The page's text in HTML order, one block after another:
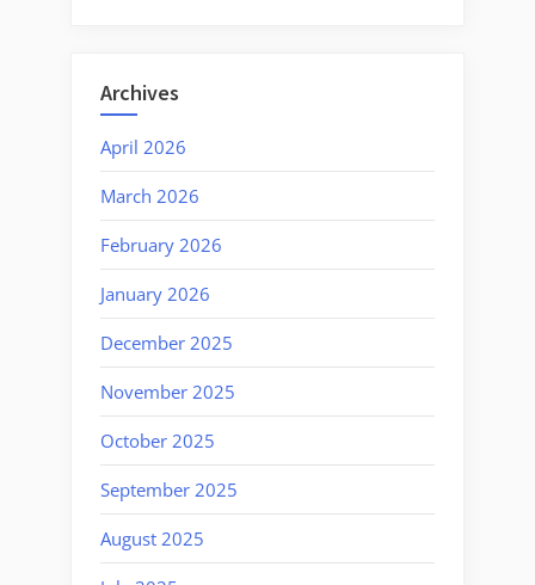
Archives
April 2026
March 2026
February 2026
January 2026
December 2025
November 2025
October 2025
September 2025
August 2025